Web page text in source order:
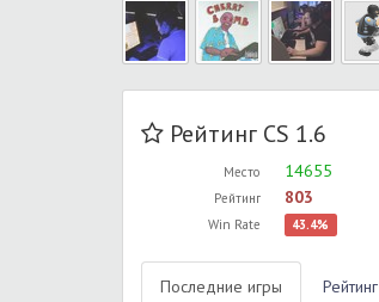
Рейтинг CS 1.6
Место 14655
Рейтинг 803
Win Rate 43.4%
Последние игры Рейтинг